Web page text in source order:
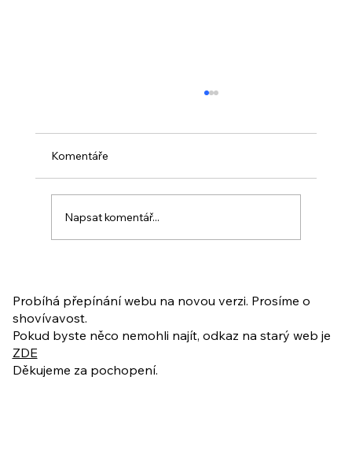
ukázkové lekce
Komentáře
Napsat komentář...
Probíhá přepínání webu na novou verzi. Prosíme o
shovívavost.
Pokud byste něco nemohli najít, odkaz na starý web je
ZDE
Děkujeme za pochopení.